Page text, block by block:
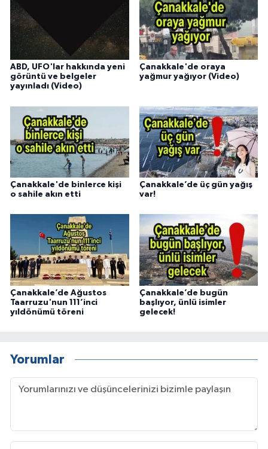
ABD, UFO'lar hakkında yeni
görüntü ve belgeler
yayınladı (Video)
Çanakkale'de oraya
yağmur yağıyor (Video)
Çanakkale'de binlerce kişi
o sahile akın etti
Çanakkale’de üç gün yağış
var!
Çanakkale’de Ağustos
Taarruzu'nun 111’inci
yıldönümü töreni
Çanakkale’de bugün
başlıyor, ünlü isimler
gelecek!
Yorumlar